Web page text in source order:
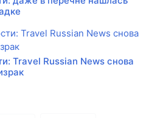
Travel Russian News снова